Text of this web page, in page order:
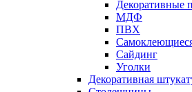
Декоративные
МДФ
ПВХ
Сайдинг
Уголки
Декоративная